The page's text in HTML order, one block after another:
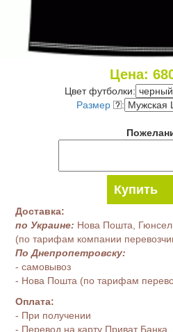
Цена:
Цвет футболки:
Размер
:
Купить
Доставка:
по Украине: Нова Пошта,
(по тарифам компании
По Днепропетровску:
- самовывоз
- Нова Пошта (по тарифам
Оплата:
- При получении
- Перевод на карту Приват